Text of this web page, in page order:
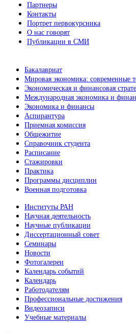
Партнеры
Контакты
Портрет первокурсника
О нас говорят
Публикации в СМИ
Бакалавриат
Мировая экономика: современные
Экономическая и финансовая
Международная экономика и
Экономика и финансы
Аспирантура
Приемная комиссия
Общежитие
Справочник студента
Расписание
Стажировки
Практика
Программы дисциплин
Военная подготовка
Институты РАН
Научная деятельность
Научные публикации
Диссертационный совет
Семинары
Новости
Фотогалереи
Календарь событий
Календарь
Работодателям
Профессиональные достижения
Видеозаписи
Учебные материалы